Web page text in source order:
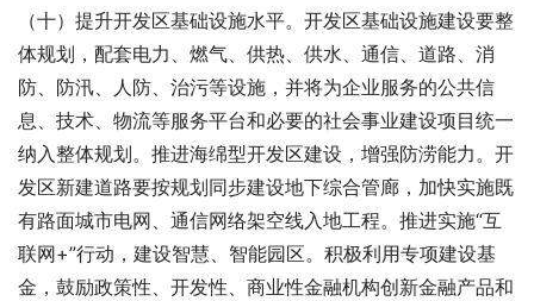
（十）提升开发区基础设施水平。开发区基础设施建设要整
体规划，配套电力、燃气、供热、供水、通信、道路、消
防、防汛、人防、治污等设施，并将为企业服务的公共信
息、技术、物流等服务平台和必要的社会事业建设项目统一
纳入整体规划。推进海绵型开发区建设，增强防涝能力。开
发区新建道路要按规划同步建设地下综合管廊，加快实施既
有路面城市电网、通信网络架空线入地工程。推进实施“互
联网+”行动，建设智慧、智能园区。积极利用专项建设基
金，鼓励政策性、开发性、商业性金融机构创新金融产品和